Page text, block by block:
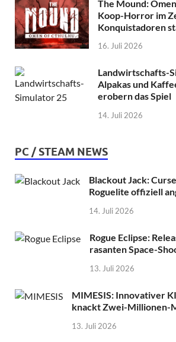
The Mound:
Koop-Horror im
Konquistadoren
16. Juli 2026
Landwirtschafts-
Alpakas und
erobern das Spiel
14. Juli 2026
PC / STEAM NEWS
Blackout Jack:
Roguelite offiziell
14. Juli 2026
Rogue Eclipse:
rasanten Space-
13. Juli 2026
MIMESIS: Innovativer
knackt Zwei-Millionen-
13. Juli 2026